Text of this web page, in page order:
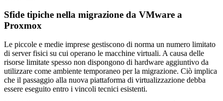
Sfide tipiche nella migrazione da VMware a
Proxmox
Le piccole e medie imprese gestiscono di norma un numero limitato
di server fisici su cui operano le macchine virtuali. A causa delle
risorse limitate spesso non dispongono di hardware aggiuntivo da
utilizzare come ambiente temporaneo per la migrazione. Ciò implica
che il passaggio alla nuova piattaforma di virtualizzazione debba
essere eseguito entro i vincoli tecnici esistenti.